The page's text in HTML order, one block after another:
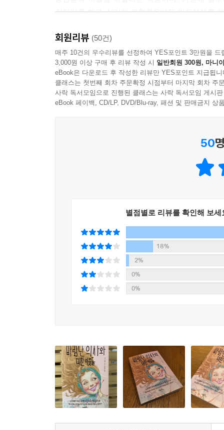
“여행을 미룬다는 뜻이죠?”
“아니요, 아니요. 여기 이걸 미룬다구요.” 그녀는
요. 이해하지, 우리 아기? 조금 기다릴 수 있지?
그녀는 마지막 문장을 아기 목소리로 말한다.
--- p.250, 「파워 긍정 능력」 중에서
거나 들을 수 없다. 그럼에도 분명 말로 내뱉어진
잠자리를 하고, 심각한 불협화음에도 잉꼬부부를
삽시간에 연민으로 뒤바뀐다. 그리고 깨닫는다.
리케가 구현해낸 세계에는 이렇듯 웃음과 눈물
뒤통수에 울음이 있다고.
시커먼 본캐와 새하얀 부캐는 황금빛 인생의 신호
부캐는 이제 일반인에게도 매우 친숙한 개념
환자들을 배웅할 때면 “얼른 나으세요”라며
이때 자신의 이중성에 놀라 내적 충돌이라는 불
감성처럼 균형 있게 발동시킬 때 찾아오는 것은
당신이 양껏 행복해지길 바라며 오늘도 코앞에 잠
현대인들이 앓는 美친 마음의 병, 당신은 안녕하신
볼일을 보고 엉덩이를 닦지 않은 치질 환자, 매년
찍는 160kg 뚱뚱보, 우울증으로 몇 차례 자살을
가기 위해 임신중절수술을 요구하는 부부 등 작품
작품 속 이웃들은 미쳐도 아주 단단히 미쳐 보
사람들에 불과하다. 물직적 풍요를 누리면서도
회원리뷰 (50건)
매주 10건의 우수리뷰를 선정하여 YES포인트 3만원을 드
3,000원 이상 구매 후 리뷰 작성 시 일반회원 300원, 마니
eBook은 다운로드 후 작성한 리뷰만 YES포인트 지급됩니
클래스는 첫번째 회차 주문확정 시점부터 마지막 회차 주
사락 독서모임으로 진행된 클래스는 사락 독서모임 게시
eBook 페이백, CD/LP, DVD/Blu-ray, 패션 및 판매금지 상
50
별점별로 리뷰를 확인해 보세
18%
2%
0%
0%